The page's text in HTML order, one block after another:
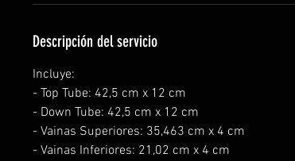
Descripción del servicio
Incluye:
- Top Tube: 42,5 cm x 12 cm
- Down Tube: 42,5 cm x 12 cm
- Vainas Superiores: 35,463 cm x 4 cm
- Vainas Inferiores: 21,02 cm x 4 cm